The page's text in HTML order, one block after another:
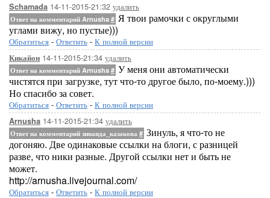
Schamada 14-11-2015-21:32 удалить
Ответ на комментарий Arnusha # Я твои рамочки с округлыми
углами вижу, но пустые)))
Обратиться - Ответить - К полной версии
Кикайон 14-11-2015-21:34 удалить
Ответ на комментарий Arnusha # У меня они автоматически
чистятся при загрузке, тут что-то другое было, по-моему.)))
Но спасибо за совет.
Обратиться - Ответить - К полной версии
Arnusha 14-11-2015-21:34 удалить
Ответ на комментарий зинаида_казакова # Зинуль, я что-то не
догоняю. Две одинаковые ссылки на блоги, с разницей
разве, что ники разные. Другой ссылки нет и быть не
может.
http://arnusha.livejournal.com/
Обратиться - Ответить - К полной версии